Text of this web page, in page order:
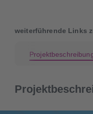
weiterführende Links